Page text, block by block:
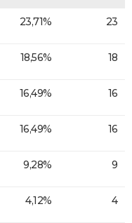
23,71% 23
18,56% 18
16,49% 16
16,49% 16
9,28% 9
4,12% 4